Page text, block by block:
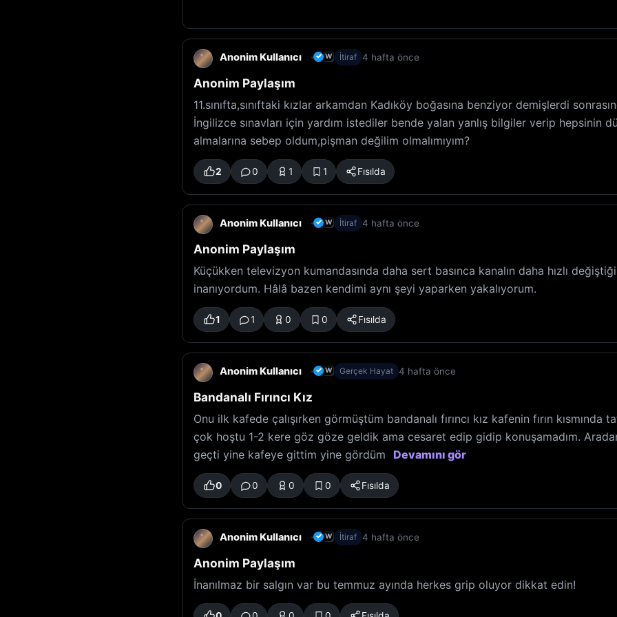
Anonim Kullanıcı ✓ W İtiraf 4 hafta önce
Anonim Paylaşım
11.sınıfta,sınıftaki kızlar arkamdan Kadıköy boğasına benziyor demişlerdi
İngilizce sınavları için yardım istediler bende yalan yanlış bilgiler verip hepsinin
almalarına sebep oldum,pişman değilim olmalımıyım?
2 0 1 1 Fısılda
Anonim Kullanıcı ✓ W İtiraf 4 hafta önce
Anonim Paylaşım
Küçükken televizyon kumandasında daha sert basınca kanalın daha hızlı
inanıyordum. Hâlâ bazen kendimi aynı şeyi yaparken yakalıyorum.
1 1 0 0 Fısılda
Anonim Kullanıcı ✓ W Gerçek Hayat 4 hafta önce
Bandanalı Fırıncı Kız
Onu ilk kafede çalışırken görmüştüm bandanalı fırıncı kız kafenin fırın kısmında
çok hoştu 1-2 kere göz göze geldik ama cesaret edip gidip konuşamadım.
geçti yine kafeye gittim yine gördüm Devamını gör
0 0 0 0 Fısılda
Anonim Kullanıcı ✓ W İtiraf 4 hafta önce
Anonim Paylaşım
İnanılmaz bir salgın var bu temmuz ayında herkes grip oluyor dikkat edin!